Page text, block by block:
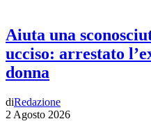
Aiuta una
ucciso: arrestato
donna
diRedazione
2 Agosto 2026